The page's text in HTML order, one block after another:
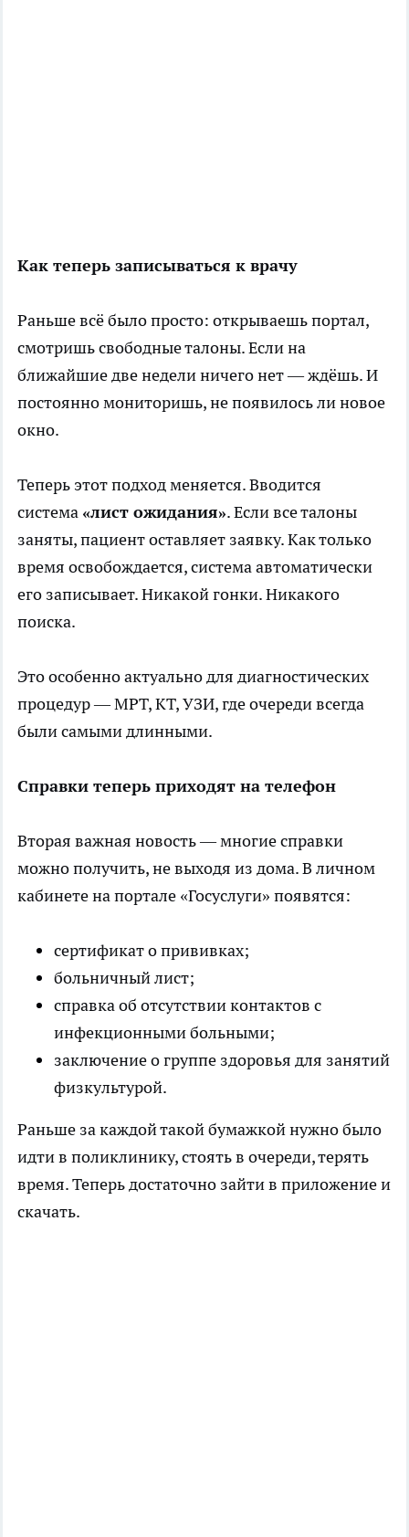
Как теперь записываться к врачу
Раньше всё было просто: открываешь портал,
смотришь свободные талоны. Если на
ближайшие две недели ничего нет — ждёшь. И
постоянно мониторишь, не появилось ли новое
окно.
Теперь этот подход меняется. Вводится
система «лист ожидания». Если все талоны
заняты, пациент оставляет заявку. Как только
время освобождается, система автоматически
его записывает. Никакой гонки. Никакого
поиска.
Это особенно актуально для диагностических
процедур — МРТ, КТ, УЗИ, где очереди всегда
были самыми длинными.
Справки теперь приходят на телефон
Вторая важная новость — многие справки
можно получить, не выходя из дома. В личном
кабинете на портале «Госуслуги» появятся:
сертификат о прививках;
больничный лист;
справка об отсутствии контактов с
инфекционными больными;
заключение о группе здоровья для занятий
физкультурой.
Раньше за каждой такой бумажкой нужно было
идти в поликлинику, стоять в очереди, терять
время. Теперь достаточно зайти в приложение и
скачать.